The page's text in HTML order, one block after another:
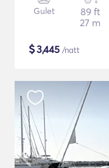
Gulet
89 ft
27 m
$3,445 /natt